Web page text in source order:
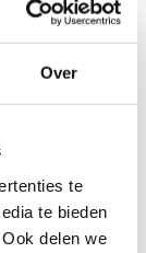
Over
te
te bieden
delen we